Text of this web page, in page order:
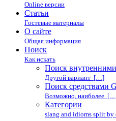
Online версии
Статьи
Гостевые материалы
О сайте
Общая информация
Поиск
Как искать
Поиск внутренними
Другой вариант […]
Поиск средствами
Возможно, наиболее
Категории
slang and idioms split by